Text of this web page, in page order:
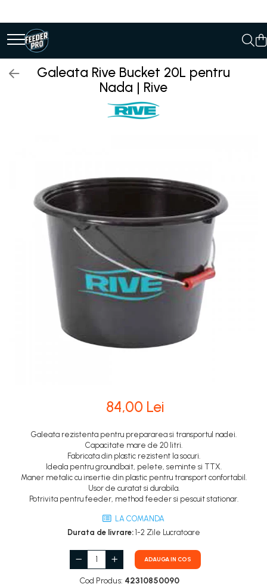
Galeata Rive Bucket 20L pentru
Nada | Rive
84,00 Lei
Galeata rezistenta pentru prepararea si transportul nadei.
Capacitate mare de 20 litri.
Fabricata din plastic rezistent la socuri.
Ideala pentru groundbait, pelete, seminte si TTX.
Maner metalic cu insertie din plastic pentru transport confortabil.
Usor de curatat si durabila.
Potrivita pentru feeder, method feeder si pescuit stationar.
LA COMANDA
Durata de livrare:1-2 Zile Lucratoare
ADAUGA IN COS
Cod Produs: 42310850090